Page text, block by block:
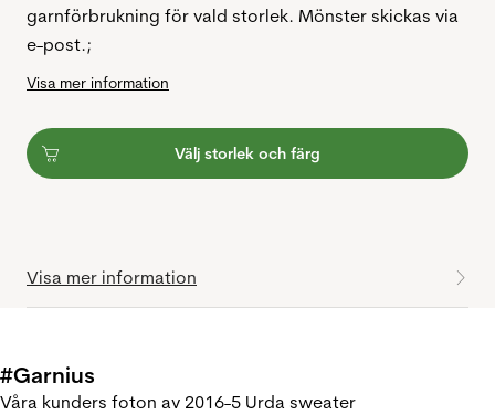
garnförbrukning för vald storlek. Mönster skickas via
e-post.;
Visa mer information
Välj storlek och färg
Visa mer information
#Garnius
Våra kunders foton av 2016-5 Urda sweater